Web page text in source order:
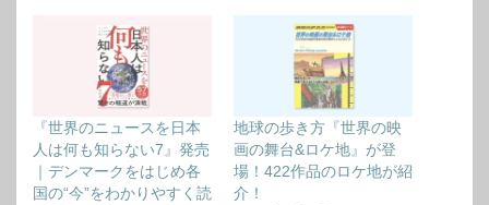
『世界のニュースを日本
人は何も知らない7』発売
｜デンマークをはじめ各
国の“今”をわかりやすく読
地球の歩き方『世界の映
画の舞台&ロケ地』が登
場！422作品のロケ地が紹
介！